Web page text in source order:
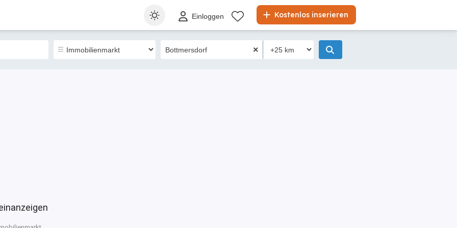
Kostenlos inserieren
Einloggen
Landkarte Liste